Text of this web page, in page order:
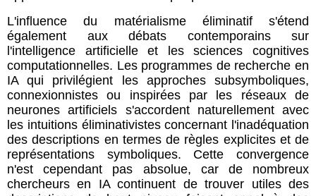
L'influence du matérialisme éliminatif s'étend
également aux débats contemporains sur
l'intelligence artificielle et les sciences cognitives
computationnelles. Les programmes de recherche en
IA qui privilégient les approches subsymboliques,
connexionnistes ou inspirées par les réseaux de
neurones artificiels s'accordent naturellement avec
les intuitions éliminativistes concernant l'inadéquation
des descriptions en termes de règles explicites et de
représentations symboliques. Cette convergence
n'est cependant pas absolue, car de nombreux
chercheurs en IA continuent de trouver utiles des